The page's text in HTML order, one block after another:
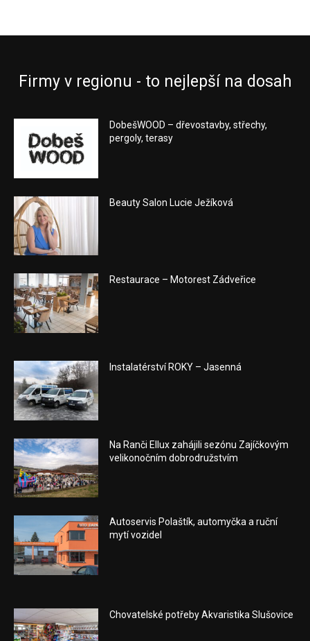
Firmy v regionu - to nejlepší na dosah
DobešWOOD – dřevostavby, střechy,
pergoly, terasy
Beauty Salon Lucie Ježíková
Restaurace – Motorest Zádveřice
Instalatérství ROKY – Jasenná
Na Ranči Ellux zahájili sezónu Zajíčkovým
velikonočním dobrodružstvím
Autoservis Polaštík, automyčka a ruční
mytí vozidel
Chovatelské potřeby Akvaristika Slušovice